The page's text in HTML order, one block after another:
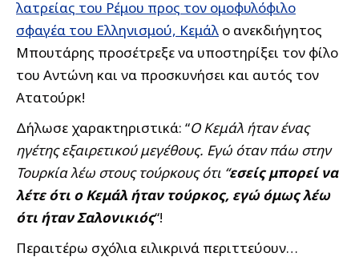
λατρείας του Ρέμου προς τον ομοφυλόφιλο
σφαγέα του Ελληνισμού, Κεμάλ ο ανεκδιήγητος
Μπουτάρης προσέτρεξε να υποστηρίξει τον φίλο
του Αντώνη και να προσκυνήσει και αυτός τον
Ατατούρκ!
Δήλωσε χαρακτηριστικά: “Ο Κεμάλ ήταν ένας
ηγέτης εξαιρετικού μεγέθους. Εγώ όταν πάω στην
Τουρκία λέω στους τούρκους ότι “εσείς μπορεί να
λέτε ότι ο Κεμάλ ήταν τούρκος, εγώ όμως λέω
ότι ήταν Σαλονικιός“!
Περαιτέρω σχόλια ειλικρινά περιττεύουν…